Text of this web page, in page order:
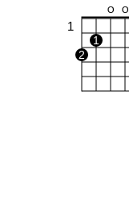
O O
1
1
2